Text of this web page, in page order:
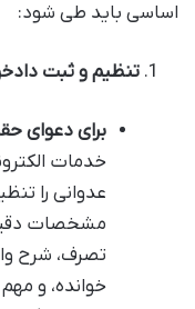
اساسی باید طی شود:
تنظیم و ثبت
برای دعوای
خدمات
عدوانی را
مشخصات
تصرف، شرح
خوانده، و